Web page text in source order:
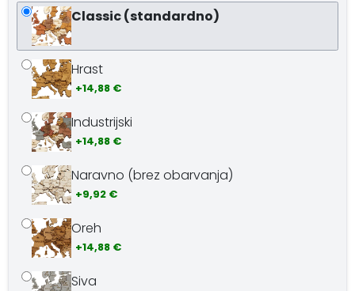
Classic (standardno)
Hrast
+14,88 €
Industrijski
+14,88 €
Naravno (brez obarvanja)
+9,92 €
Oreh
+14,88 €
Siva